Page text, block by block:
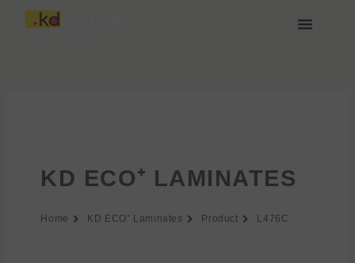
Przejdź
KD ECO⁺ LAMINATES
Home KD ECO⁺ Laminates Product L476C